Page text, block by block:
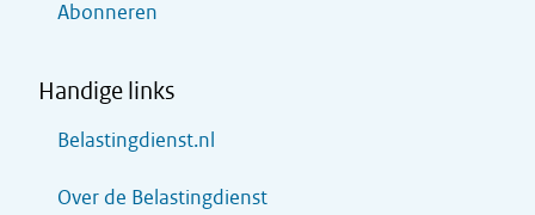
Abonneren
Handige links
Belastingdienst.nl
Over de Belastingdienst